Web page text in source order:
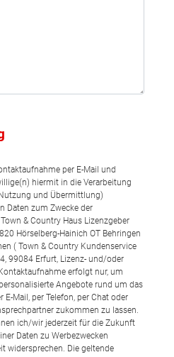
per E-Mail und
hiermit in die Verarbeitung
und Übermittlung)
Daten zum Zwecke der
& Country Haus Lizenzgeber
Hörselberg-Hainich OT Behringen
( Town & Country Kundenservice
99084 Erfurt, Lizenz- und/oder
erfolgt nur, um
Angebote rund um das
E-Mail, per Telefon, per Chat oder
zukommen zu lassen.
ich/wir jederzeit für die Zukunft
Daten zu Werbezwecken
widersprechen. Die geltende